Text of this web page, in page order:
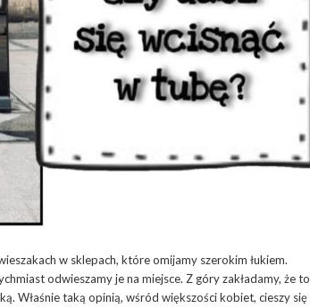
w sklepach, które omijamy szerokim łukiem.
odwieszamy je na miejsce. Z góry zakładamy, że to
Właśnie taką opinią, wśród większości kobiet, cieszy się